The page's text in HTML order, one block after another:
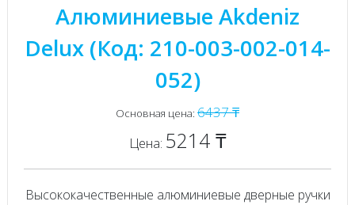
Алюминиевые Akdeniz
Delux (Код: 210-003-002-014-
052)
Основная цена: 6437 ₸
Цена: 5214 ₸
Высококачественные алюминиевые дверные ручки